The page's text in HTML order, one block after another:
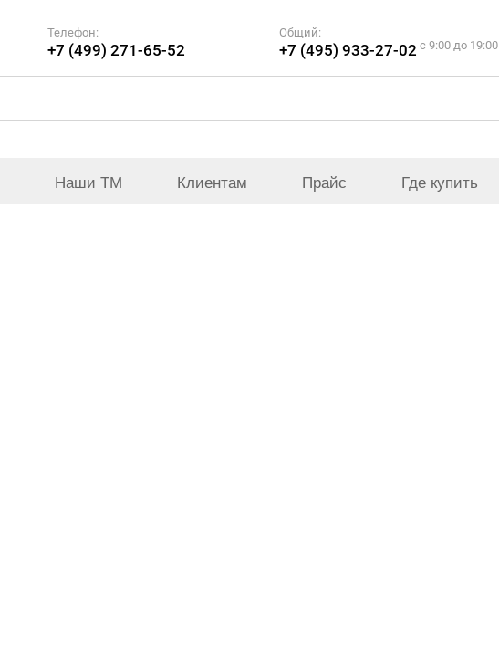
Телефон:
+7 (499) 271-65-52
Общий:
+7 (495) 933-27-02 c 9:00 до 19:00
Наши ТМ Клиентам Прайс Где купить